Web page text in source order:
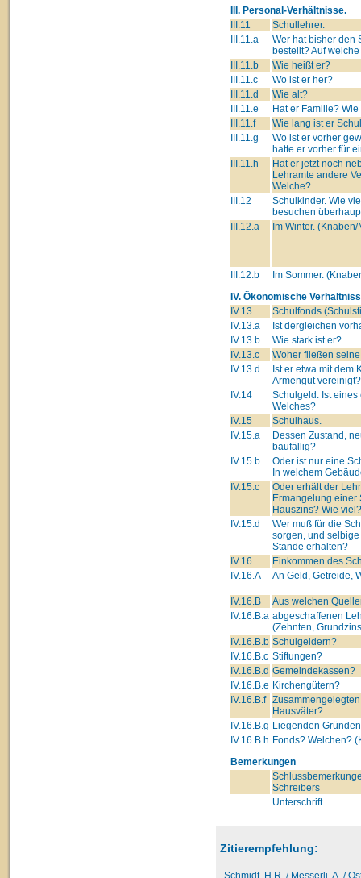
III. Personal-Verhältnisse.
III.11
Schullehrer.
III.11.a
Wer hat bisher den
bestellt? Auf
III.11.b
Wie heißt er?
III.11.c
Wo ist er her?
III.11.d
Wie alt?
III.11.e
Hat er Familie?
III.11.f
Wie lang ist er
III.11.g
Wo ist er vorher
hatte er vorher für
III.11.h
Hat er jetzt noch
Lehramte andere
Welche?
III.12
Schulkinder. Wie
besuchen
III.12.a
Im Winter.
III.12.b
Im Sommer.
IV. Ökonomische
IV.13
Schulfonds
IV.13.a
Ist dergleichen
IV.13.b
Wie stark ist er?
IV.13.c
Woher fließen
IV.13.d
Ist er etwa mit dem
Armengut vereinigt?
IV.14
Schulgeld. Ist eines
Welches?
IV.15
Schulhaus.
IV.15.a
Dessen Zustand,
baufällig?
IV.15.b
Oder ist nur eine
In welchem
IV.15.c
Oder erhält der
Ermangelung einer
Hauszins? Wie viel?
IV.15.d
Wer muß für die
sorgen, und
Stande erhalten?
IV.16
Einkommen des
IV.16.A
An Geld, Getreide,
IV.16.B
Aus welchen
IV.16.B.a abgeschaffenen
(Zehnten,
IV.16.B.b Schulgeldern?
IV.16.B.c Stiftungen?
IV.16.B.d Gemeindekassen?
IV.16.B.e Kirchengütern?
IV.16.B.f
Hausväter?
IV.16.B.g Liegenden
IV.16.B.h Fonds? Welchen?
Bemerkungen
Schreibers
Unterschrift
Zitierempfehlung:
Schmidt, H.R. / Messerli, A. /